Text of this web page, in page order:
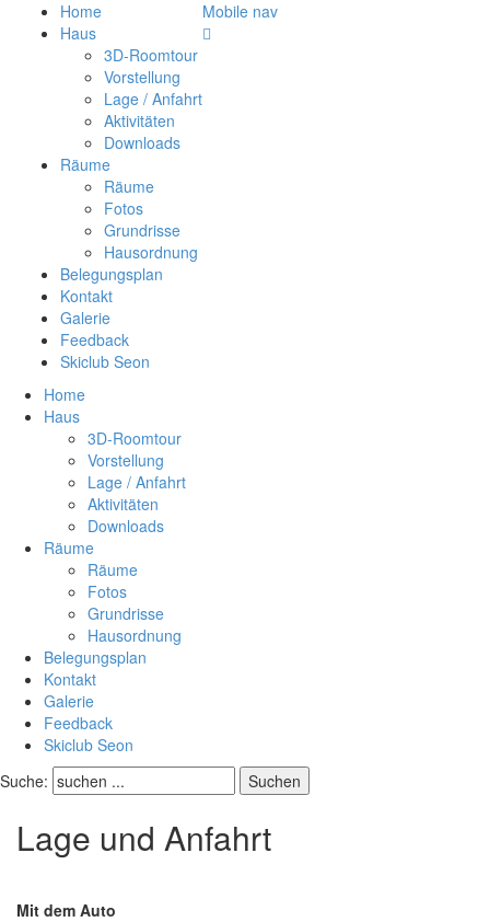
Mobile nav
Home
Haus
3D-Roomtour
Vorstellung
Lage / Anfahrt
Aktivitäten
Downloads
Räume
Räume
Fotos
Grundrisse
Hausordnung
Belegungsplan
Kontakt
Galerie
Feedback
Skiclub Seon
Home
Haus
3D-Roomtour
Vorstellung
Lage / Anfahrt
Aktivitäten
Downloads
Räume
Räume
Fotos
Grundrisse
Hausordnung
Belegungsplan
Kontakt
Galerie
Feedback
Skiclub Seon
Suche:
Lage und Anfahrt
Mit dem Auto